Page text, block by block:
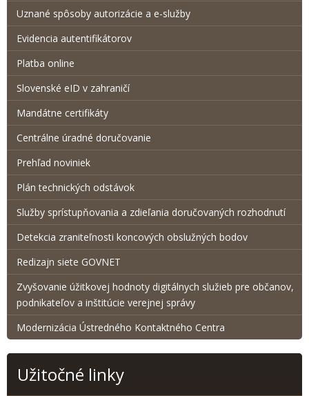
Uznané spôsoby autorizácie a e-služby
Evidencia autentifikátorov
Platba online
Slovenské eID v zahraničí
Mandátne certifikáty
Centrálne úradné doručovanie
Prehľad noviniek
Plán technických odstávok
Služby sprístupňovania a zdieľania doručovaných rozhodnutí
Detekcia zraniteľnosti koncových obslužných bodov
Redizajn siete GOVNET
Zvyšovanie úžitkovej hodnoty digitálnych služieb pre občanov,
podnikateľov a inštitúcie verejnej správy
Modernizácia Ústredného Kontaktného Centra
Užitočné linky